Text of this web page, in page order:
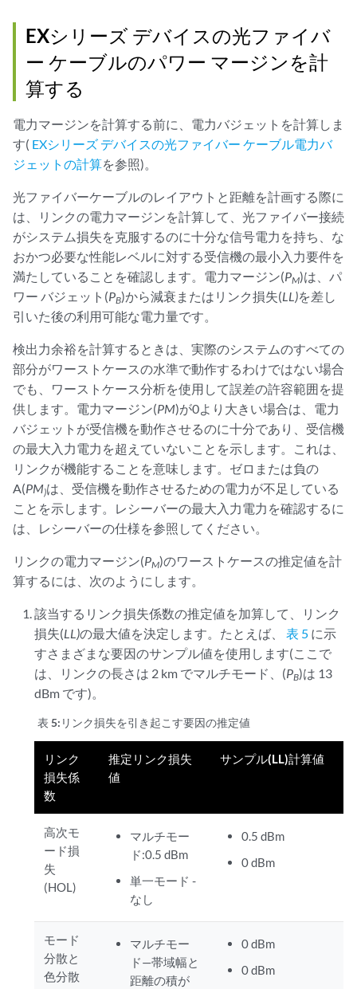
EXシリーズ デバイスの光ファイバ
ー ケーブルのパワー マージンを計
算する
電力マージンを計算する前に、電力バジェットを計算しま
す( EXシリーズ デバイスの光ファイバー ケーブル電力バ
ジェットの計算を参照)。
光ファイバーケーブルのレイアウトと距離を計画する際に
は、リンクの電力マージンを計算して、光ファイバー接続
がシステム損失を克服するのに十分な信号電力を持ち、な
おかつ必要な性能レベルに対する受信機の最小入力要件を
満たしていることを確認します。電力マージン(PM)は、パ
ワー バジェット(PB)から減衰またはリンク損失(LL)を差し
引いた後の利用可能な電力量です。
検出力余裕を計算するときは、実際のシステムのすべての
部分がワーストケースの水準で動作するわけではない場合
でも、ワーストケース分析を使用して誤差の許容範囲を提
供します。電力マージン(PM)が0より大きい場合は、電力
バジェットが受信機を動作させるのに十分であり、受信機
の最大入力電力を超えていないことを示します。これは、
リンクが機能することを意味します。ゼロまたは負の
A(PM)は、受信機を動作させるための電力が不足している
ことを示します。レシーバーの最大入力電力を確認するに
は、レシーバーの仕様を参照してください。
リンクの電力マージン(PM)のワーストケースの推定値を計
算するには、次のようにします。
該当するリンク損失係数の推定値を加算して、リンク
損失(LL)の最大値を決定します。たとえば、表 5 に示
すさまざまな要因のサンプル値を使用します(ここで
は、リンクの長さは 2 km でマルチモード、(PB)は 13
dBm です)。
表 5: リンク損失を引き起こす要因の推定値
リンク
損失係
数
推定リンク損失
値
サンプル(LL)計算値
高次モ
ード損
失
(HOL)
マルチモー
ド:0.5 dBm
単一モード -
なし
0.5 dBm
0 dBm
モード
分散と
色分散
マルチモー
ド—帯域幅と
距離の積が
0 dBm
0 dBm